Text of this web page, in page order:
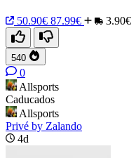
50.90€ 87.99€ 3.90€
540
0
Allsports
Caducados
Allsports
Privé by Zalando
4d